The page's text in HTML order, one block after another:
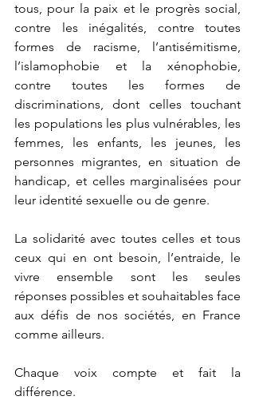
tous, pour la paix et le progrès social,
contre les inégalités, contre toutes
formes de racisme, l’antisémitisme,
l’islamophobie et la xénophobie,
contre toutes les formes de
discriminations, dont celles touchant
les populations les plus vulnérables, les
femmes, les enfants, les jeunes, les
personnes migrantes, en situation de
handicap, et celles marginalisées pour
leur identité sexuelle ou de genre.
La solidarité avec toutes celles et tous
ceux qui en ont besoin, l’entraide, le
vivre ensemble sont les seules
réponses possibles et souhaitables face
aux défis de nos sociétés, en France
comme ailleurs.
Chaque voix compte et fait la
différence.